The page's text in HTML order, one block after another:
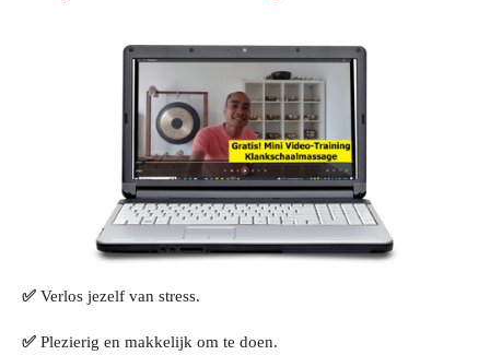
✅ Verlos jezelf van stress.
✅ Plezierig en makkelijk om te doen.